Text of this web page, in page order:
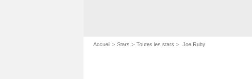
Accueil Stars Toutes les stars Joe Ruby